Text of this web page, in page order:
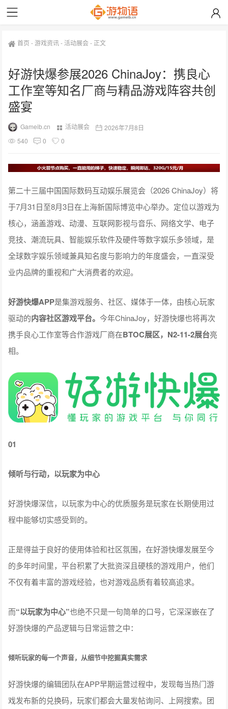
首页 -游戏资讯-活动展会- 正文
好游快爆参展2026 ChinaJoy：携良心
工作室等知名厂商与精品游戏阵容共创
盛宴
Gameib.cn 活动展会
2026年7月8日
540
0 0
第二十三届中国国际数码互动娱乐展览会 （2026 ChinaJoy）将
于7月31日至8月3日在上海新国际博览中心举办。定位以游戏为
核心，涵盖游戏、动漫、互联网影视与音乐、网络文学、电子
竞技、潮流玩具、智能娱乐软件及硬件等数字娱乐多领域，是
全球数字娱乐领域兼具知名度与影响力的年度盛会，一直深受
业内品牌的重视和广大消费者的欢迎。
好游快爆APP是集游戏服务、社区、媒体于一体，由核心玩家
驱动的内容社区游戏平台。 今年ChinaJoy，好游快爆也将再次
携手良心工作室等合作游戏厂商在BTOC展区，N2-11-2展台亮
相。
01
倾听与行动，以玩家为中心
好游快爆深信，以玩家为中心的优质服务是玩家在长期使用过
程中能够切实感受到的。
正是得益于良好的使用体验和社区氛围，在好游快爆发展至今
的多年时间里，平台积累了大批资深且硬核的游戏用户，他们
不仅有着丰富的游戏经验，也对游戏品质有着较高追求。
而“以玩家为中心”也绝不只是一句简单的口号，它深深嵌在了
好游快爆的产品逻辑与日常运营之中：
倾听玩家的每一个声音，从细节中挖掘真实需求
好游快爆的编辑团队在APP早期运营过程中，发现每当热门游
戏发布新的兑换码，玩家们都会大量发帖询问、上网搜索。团